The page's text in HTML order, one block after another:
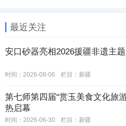
最近关注
安口砂器亮相2026援疆非遗主
时间：2026-08-06 栏目： 新疆
第七师第四届“赏玉美食文化旅
热启幕
时间：2026-06-30 栏目： 新疆